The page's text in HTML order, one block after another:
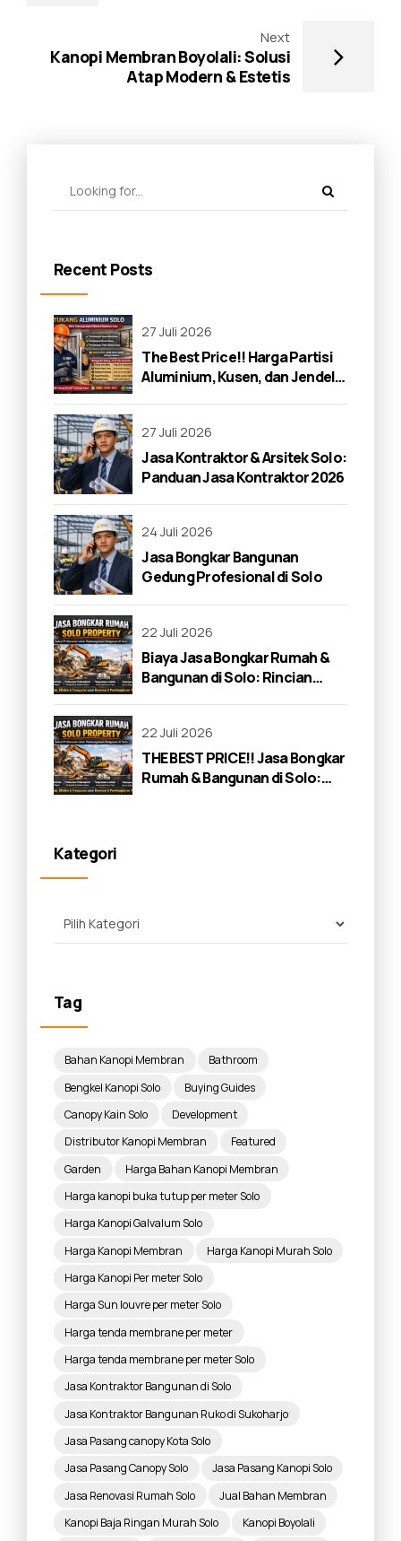
Next
Kanopi Membran Boyolali: Solusi
Atap Modern & Estetis
Recent Posts
27 Juli 2026
The Best Price!! Harga Partisi
Aluminium, Kusen, dan Jendela
27 Juli 2026
Jasa Kontraktor & Arsitek Solo:
Panduan Jasa Kontraktor 2026
24 Juli 2026
Jasa Bongkar Bangunan
Gedung Profesional di Solo
22 Juli 2026
Biaya Jasa Bongkar Rumah &
Bangunan di Solo: Rincian
22 Juli 2026
THE BEST PRICE!! Jasa Bongkar
Rumah & Bangunan di Solo:
Kategori
Tag
Bahan Kanopi Membran
Bathroom
Bengkel Kanopi Solo
Buying Guides
Canopy Kain Solo
Development
Distributor Kanopi Membran
Featured
Garden
Harga Bahan Kanopi Membran
Harga kanopi buka tutup per meter Solo
Harga Kanopi Galvalum Solo
Harga Kanopi Membran
Harga Kanopi Murah Solo
Harga Kanopi Per meter Solo
Harga Sun louvre per meter Solo
Harga tenda membrane per meter
Harga tenda membrane per meter Solo
Jasa Kontraktor Bangunan di Solo
Jasa Kontraktor Bangunan Ruko di Sukoharjo
Jasa Pasang canopy Kota Solo
Jasa Pasang Canopy Solo
Jasa Pasang Kanopi Solo
Jasa Renovasi Rumah Solo
Jual Bahan Membran
Kanopi Baja Ringan Murah Solo
Kanopi Boyolali